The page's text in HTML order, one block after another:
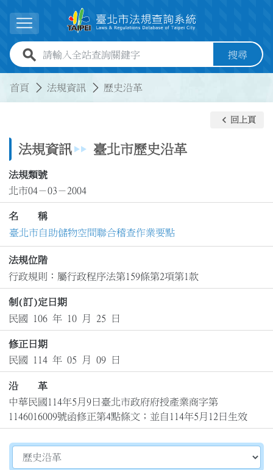
展開選單
全站查詢關鍵字欄位 搜尋
首頁 法規資訊 歷史沿革
法規資訊 臺北市歷史沿革
keyboard_arrow_left 回上頁
法規類號
北市04－03－2004
名 稱
臺北市自助儲物空間聯合稽查作業要點
法規位階
行政規則：屬行政程序法第159條第2項第1款
制(訂)定日期
民國 106 年 10 月 25 日
修正日期
民國 114 年 05 月 09 日
沿 革
中華民國114年5月9日臺北市政府府授產業商字第
1146016009號函修正第4點條文；並自114年5月12日生效
切換選擇法規資訊內容